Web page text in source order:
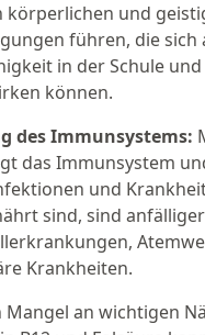
körperlichen und
führen, die sich
in der Schule
können.
des Immunsystems:
das Immunsystem
und
sind, sind
Krankheiten.
Mangel an wichtigen